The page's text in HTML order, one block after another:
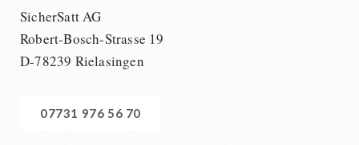
SicherSatt AG
Robert-Bosch-Strasse 19
D-78239 Rielasingen
07731 976 56 70